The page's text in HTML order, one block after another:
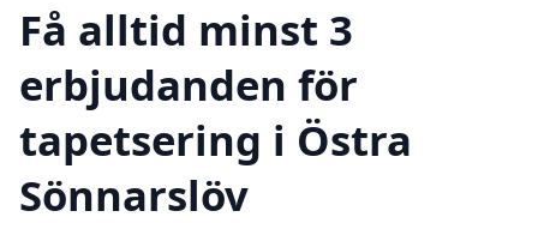
Få alltid minst 3
erbjudanden för
tapetsering i Östra
Sönnarslöv